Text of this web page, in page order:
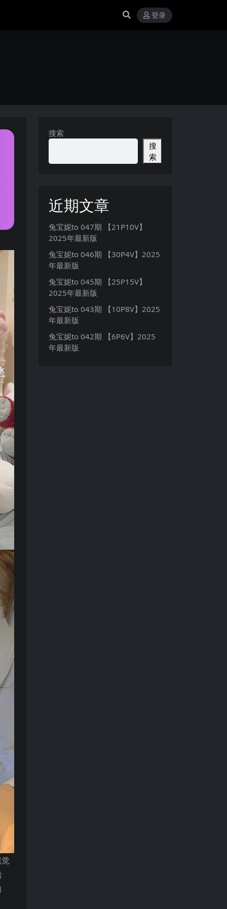
登录
搜索
搜
索
近期文章
兔宝妮to 047期 【21P10V】
2025年最新版
兔宝妮to 046期 【30P4V】2025
年最新版
兔宝妮to 045期 【25P15V】
2025年最新版
兔宝妮to 043期 【10P8V】2025
年最新版
兔宝妮to 042期 【6P6V】2025
年最新版